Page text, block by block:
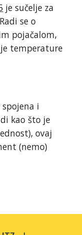
je sučelje za
se o
pojačalom,
temperature
i
kao što je
ovaj
(nemo)